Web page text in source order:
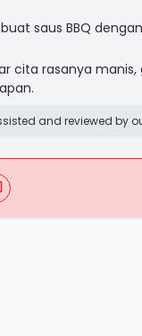
saus BBQ
cita rasanya manis,
and reviewed by